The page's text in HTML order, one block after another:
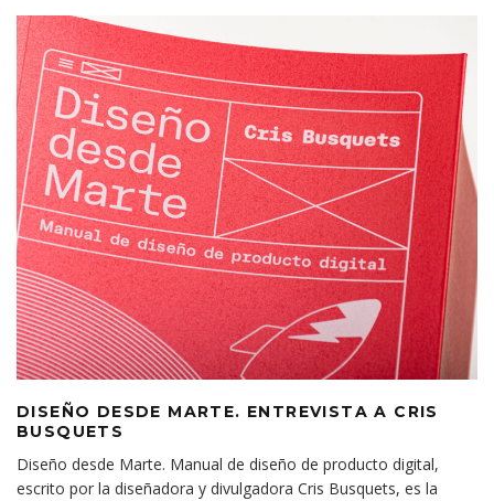
DISEÑO DESDE MARTE. ENTREVISTA A CRIS
BUSQUETS
Diseño desde Marte. Manual de diseño de producto digital,
escrito por la diseñadora y divulgadora Cris Busquets, es la